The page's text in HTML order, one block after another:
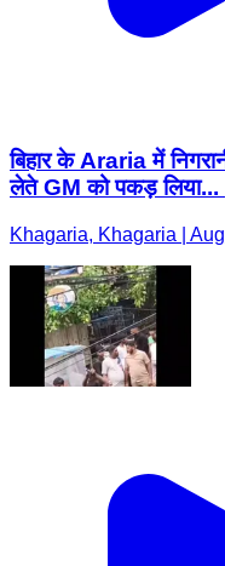
बिहार के Araria में
लेते GM को पकड़ लिया...
Khagaria, Khagaria |